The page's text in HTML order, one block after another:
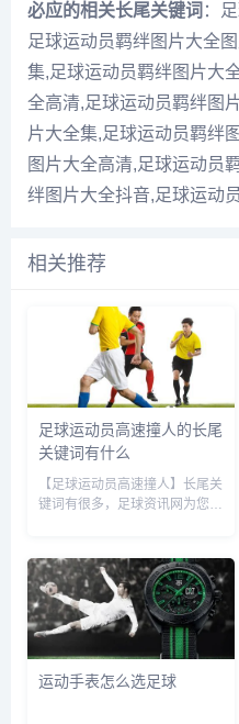
必应的相关长尾关键词 ：
足球运动员羁绊图片大全
集,足球运动员羁绊图片大
全高清,足球运动员羁绊图
片大全集,足球运动员羁绊
图片大全高清,足球运动员
绊图片大全抖音,足球运动
相关推荐
足球运动员高速撞人的长尾
关键词有什么
【足球运动员高速撞人】长尾关
键词有很多，足球资讯网为您整
足球运动员高速撞人视频,足球
运动员高速撞人怎么处理,足球
运动员高速撞人怎么办,足球
撞...
运动手表怎么选足球